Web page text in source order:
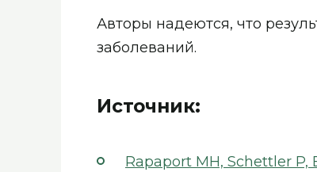
Авторы надеются, что
заболеваний.
Источник:
Rapaport MH, Schettler P,